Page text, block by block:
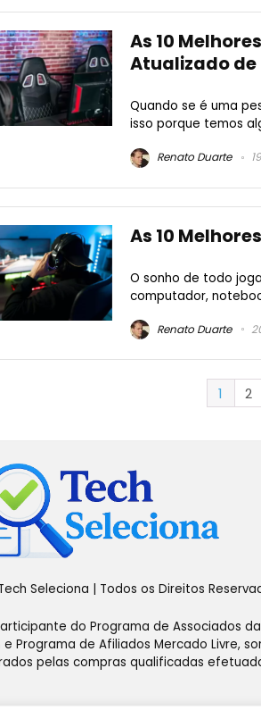
As 10
Atualizado de
Quando se é uma
isso porque temos
Renato Duarte
As 10
O sonho de todo
computador,
Renato Duarte
1 2
Seleciona | Todos os Direitos
do Programa de Associados da
e Programa de Afiliados Mercado Livre,
pelas compras qualificadas